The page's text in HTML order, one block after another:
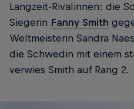
Langzeit-Rivalinnen: die
Siegerin Fanny Smith
Weltmeisterin Sandra
die Schwedin mit einem
verwies Smith auf Rang 2.